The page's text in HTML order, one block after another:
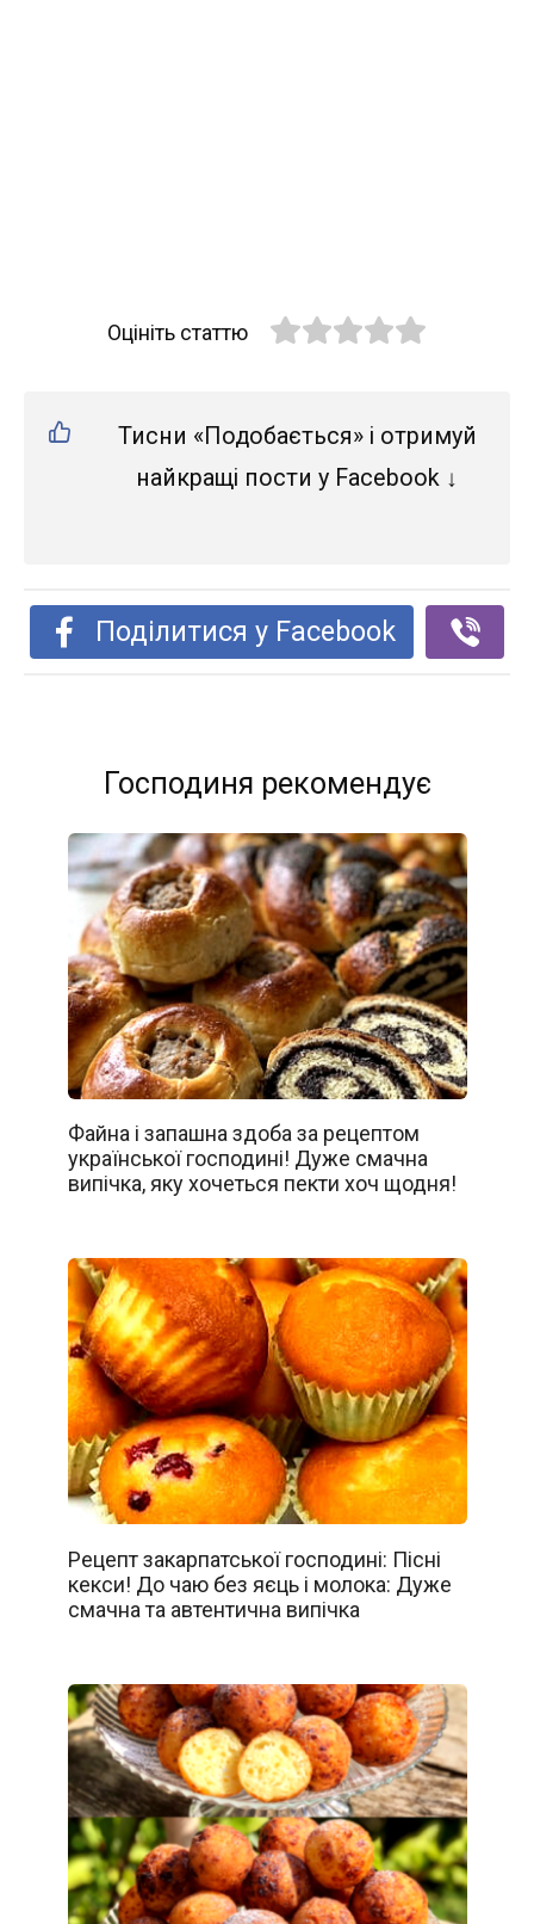
Оцініть статтю
Тисни «Подобається» і отримуй
найкращі пости у Facebook ↓
Поділитися у Facebook
Господиня рекомендує
Файна і запашна здоба за рецептом
української господині! Дуже смачна
випічка, яку хочеться пекти хоч щодня!
Рецепт закарпатської господині: Пісні
кекси! До чаю без яєць і молока: Дуже
смачна та автентична випічка